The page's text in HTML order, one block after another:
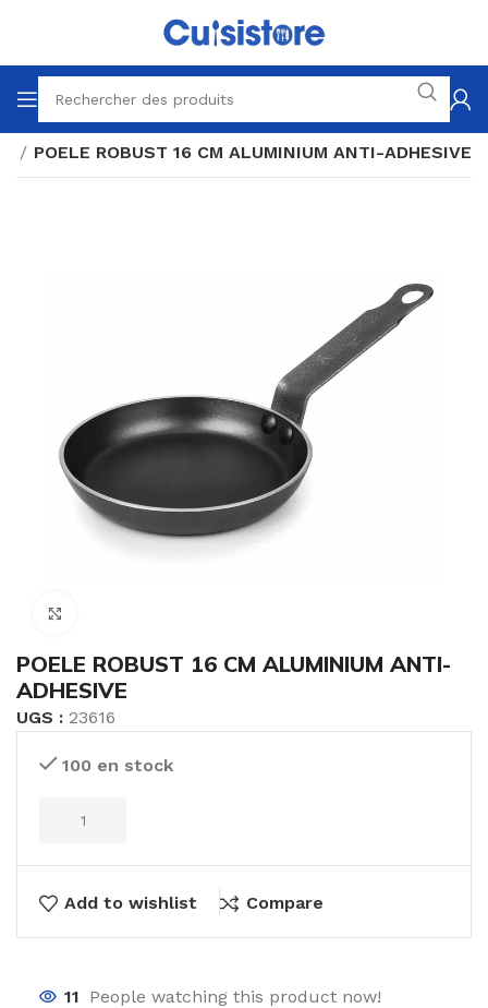
POELE ROBUST 16 CM ALUMINIUM ANTI-ADHESIVE
POELE ROBUST 16 CM ALUMINIUM ANTI-
ADHESIVE
UGS : 23616
100 en stock
Add to wishlist Compare
11 People watching this product now!